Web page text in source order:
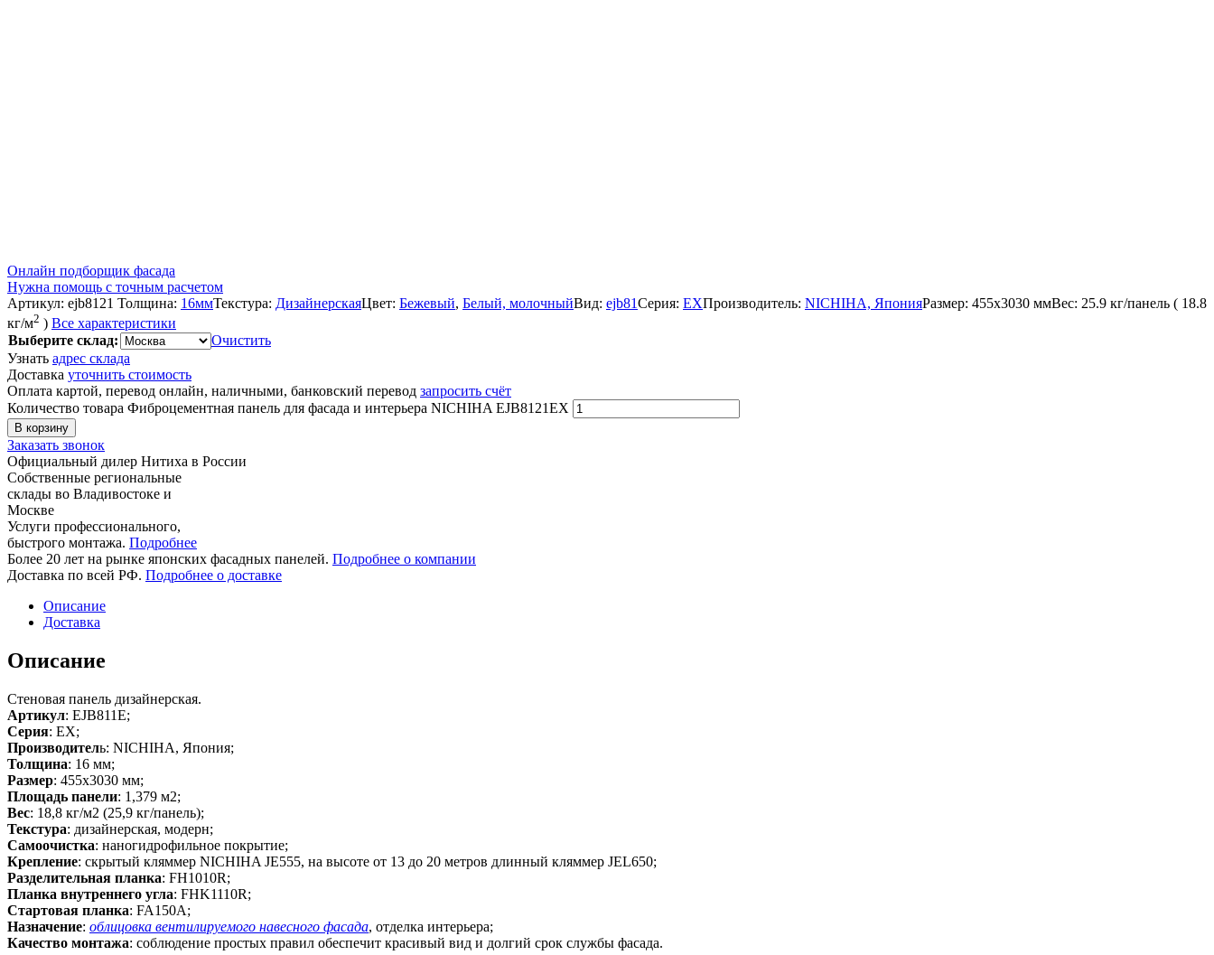
Онлайн подборщик фасада
Нужна помощь с точным расчетом
Артикул: ejb8121 Толщина: 16ммТекстура: ДизайнерскаяЦвет: Бежевый, Белый, молочныйВид: ejb81Серия: EXПроизводитель: NICHIHA, ЯпонияРазмер: 455x3030 ммВес: 25.9 кг/панель ( 18.8
кг/м2 ) Все характеристики
Выберите склад:
Очистить
Узнать адрес склада
Доставка уточнить стоимость
Оплата картой, перевод онлайн, наличными, банковский перевод запросить счёт
Количество товара Фиброцементная панель для фасада и интерьера NICHIHA EJB8121EX
В корзину
Заказать звонок
Официальный дилер Нитиха в России
Собственные региональные
склады во Владивостоке и
Москве
Услуги профессионального,
быстрого монтажа. Подробнее
Более 20 лет на рынке японских фасадных панелей. Подробнее о компании
Доставка по всей РФ. Подробнее о доставке
Описание
Доставка
Описание
Стеновая панель дизайнерская.
Артикул: EJB811E;
Серия: EX;
Производитель: NICHIHA, Япония;
Толщина: 16 мм;
Размер: 455х3030 мм;
Площадь панели: 1,379 м2;
Вес: 18,8 кг/м2 (25,9 кг/панель);
Текстура: дизайнерская, модерн;
Самоочистка: наногидрофильное покрытие;
Крепление: скрытый кляммер NICHIHA JE555, на высоте от 13 до 20 метров длинный кляммер JEL650;
Разделительная планка: FH1010R;
Планка внутреннего угла: FHK1110R;
Стартовая планка: FA150A;
Назначение: облицовка вентилируемого навесного фасада, отделка интерьера;
Качество монтажа: соблюдение простых правил обеспечит красивый вид и долгий срок службы фасада.